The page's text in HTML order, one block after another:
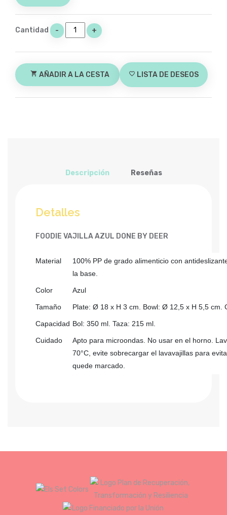
Cantidad - +
shopping_cart AÑADIR A LA CESTA favorite_border LISTA DE DESEOS
Descripción Reseñas
Detalles
FOODIE VAJILLA AZUL DONE BY DEER
Material
100% PP de grado alimenticio con
la base.
Color Azul
Tamaño Plate: Ø 18 x H 3 cm. Bowl: Ø 12,5 x H 5,5 cm.
Capacidad Bol: 350 ml. Taza: 215 ml.
Cuidado
Apto para microondas. No usar en el horno.
70°C, evite sobrecargar el lavavajillas para
quede marcado.